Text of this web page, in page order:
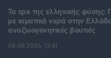
Τα spa της ελληνικής φύσης:
με ιαματικά νερά στην
αναζωογονητικές βουτιές
08.08.2026, 13:41